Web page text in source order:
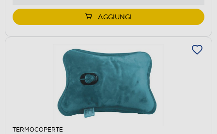
AGGIUNGI
TERMOCOPERTE